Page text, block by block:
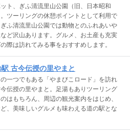
ト、ぎふ清流里山公園（旧、日本昭和
ツーリングの休憩ポイントとして利用で
ふ清流里山公園では動物とのふれあいや
ど沢山あります。グルメ、お土産も充実
際は訪れてみる事をおすすめします。
古今伝授の里やまと
一つでもある「やまびこロード」を訪れ
伝授の里やまと。足湯もありツーリング
はもちろん、周辺の観光案内をはじめ、
、美味しいグルメも味わえる道の駅とな